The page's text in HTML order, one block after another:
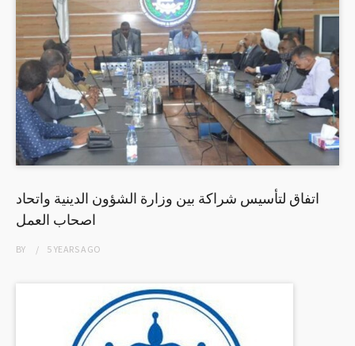
اتفاق لتأسيس شراكة بين وزارة الشؤون الدينية واتحاد
اصحاب العمل
BY 5 YEARSAGO